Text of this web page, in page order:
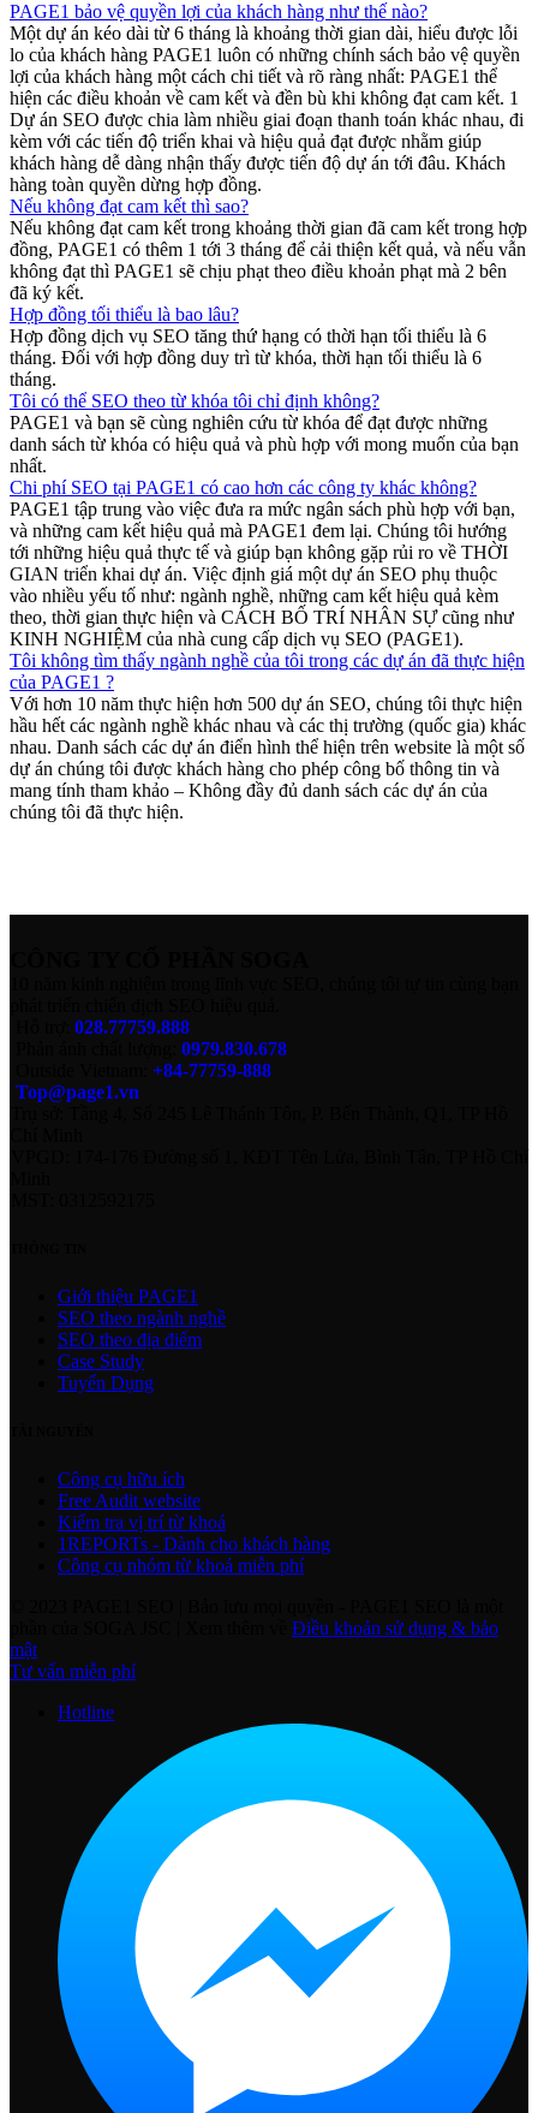
PAGE1 bảo vệ quyền lợi của khách hàng như thế nào?
Một dự án kéo dài từ 6 tháng là khoảng thời gian dài, hiểu được lỗi
lo của khách hàng PAGE1 luôn có những chính sách bảo vệ quyền
lợi của khách hàng một cách chi tiết và rõ ràng nhất: PAGE1 thể
hiện các điều khoản về cam kết và đền bù khi không đạt cam kết. 1
Dự án SEO được chia làm nhiều giai đoạn thanh toán khác nhau, đi
kèm với các tiến độ triển khai và hiệu quả đạt được nhằm giúp
khách hàng dễ dàng nhận thấy được tiến độ dự án tới đâu. Khách
hàng toàn quyền dừng hợp đồng.
Nếu không đạt cam kết thì sao?
Nếu không đạt cam kết trong khoảng thời gian đã cam kết trong hợp
đồng, PAGE1 có thêm 1 tới 3 tháng để cải thiện kết quả, và nếu vẫn
không đạt thì PAGE1 sẽ chịu phạt theo điều khoản phạt mà 2 bên
đã ký kết.
Hợp đồng tối thiểu là bao lâu?
Hợp đồng dịch vụ SEO tăng thứ hạng có thời hạn tối thiểu là 6
tháng. Đối với hợp đồng duy trì từ khóa, thời hạn tối thiểu là 6
tháng.
Tôi có thể SEO theo từ khóa tôi chỉ định không?
PAGE1 và bạn sẽ cùng nghiên cứu từ khóa để đạt được những
danh sách từ khóa có hiệu quả và phù hợp với mong muốn của bạn
nhất.
Chi phí SEO tại PAGE1 có cao hơn các công ty khác không?
PAGE1 tập trung vào việc đưa ra mức ngân sách phù hợp với bạn,
và những cam kết hiệu quả mà PAGE1 đem lại. Chúng tôi hướng
tới những hiệu quả thực tế và giúp bạn không gặp rủi ro về THỜI
GIAN triển khai dự án. Việc định giá một dự án SEO phụ thuộc
vào nhiều yếu tố như: ngành nghề, những cam kết hiệu quả kèm
theo, thời gian thực hiện và CÁCH BỐ TRÍ NHÂN SỰ cũng như
KINH NGHIỆM của nhà cung cấp dịch vụ SEO (PAGE1).
Tôi không tìm thấy ngành nghề của tôi trong các dự án đã thực hiện
của PAGE1 ?
Với hơn 10 năm thực hiện hơn 500 dự án SEO, chúng tôi thực hiện
hầu hết các ngành nghề khác nhau và các thị trường (quốc gia) khác
nhau. Danh sách các dự án điển hình thể hiện trên website là một số
dự án chúng tôi được khách hàng cho phép công bố thông tin và
mang tính tham khảo – Không đầy đủ danh sách các dự án của
chúng tôi đã thực hiện.
028.77759.888
0979.830.678
+84-77759-888
Top@page1.vn
Giới thiệu PAGE1
SEO theo ngành nghề
SEO theo địa điểm
Case Study
Tuyển Dụng
Công cụ hữu ích
Free Audit website
Kiểm tra vị trí từ khoá
1REPORTs - Dành cho khách hàng
Công cụ nhóm từ khoá miễn phí
Điều khoản sử dụng & bảo
mật
Tư vấn miễn phí
Hotline